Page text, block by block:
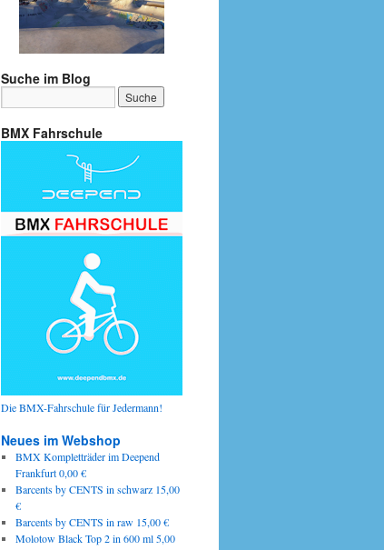
Suche im Blog
BMX Fahrschule
Die BMX-Fahrschule für Jedermann!
Neues im Webshop
BMX Kompletträder im Deepend
Frankfurt 0,00 €
Barcents by CENTS in schwarz 15,00
€
Barcents by CENTS in raw 15,00 €
Molotow Black Top 2 in 600 ml 5,00